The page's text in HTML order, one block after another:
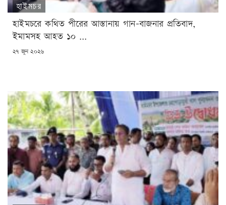
হাইমচর
হাইমচরে কথিত পীরের আস্তানায় গান-বাজনার প্রতিবাদ,
ইমামসহ আহত ১০ ...
POSTED
২৭ জুন ২০২৬